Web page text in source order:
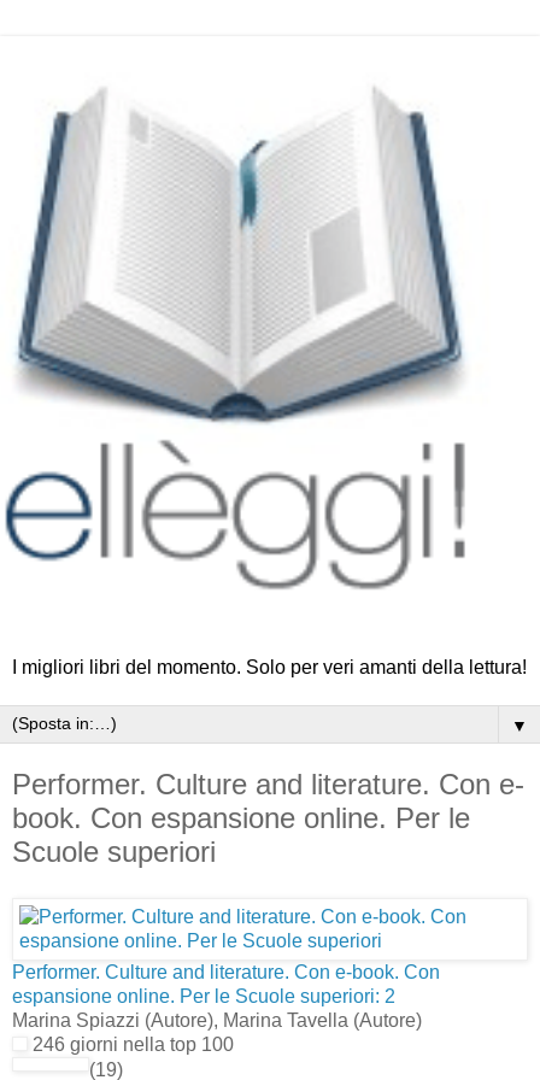
I migliori libri del momento. Solo per veri amanti della lettura!
▼
Performer. Culture and literature. Con e-
book. Con espansione online. Per le
Scuole superiori
Performer. Culture and literature. Con e-book. Con
espansione online. Per le Scuole superiori: 2
Marina Spiazzi (Autore), Marina Tavella (Autore)
246 giorni nella top 100
(19)